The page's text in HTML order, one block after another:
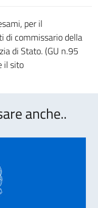
per il
di commissario della
di Stato. (GU n.95
il sito
anche..